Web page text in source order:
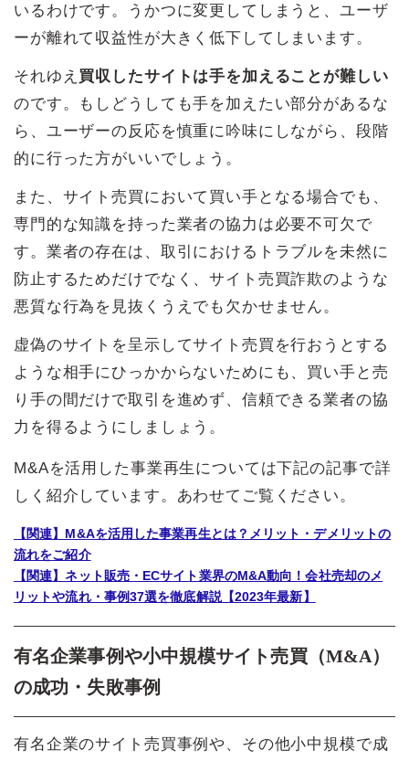
いるわけです。うかつに変更してしまうと、ユーザ
ーが離れて収益性が大きく低下してしまいます。
それゆえ 買収したサイトは手を加えることが難しい
のです。もしどうしても手を加えたい部分があるな
ら、ユーザーの反応を慎重に吟味にしながら、段階
的に行った方がいいでしょう。
また、サイト売買において買い手となる場合でも、
専門的な知識を持った業者の協力は必要不可欠で
す。業者の存在は、取引におけるトラブルを未然に
防止するためだけでなく、サイト売買詐欺のような
悪質な行為を見抜くうえでも欠かせません。
虚偽のサイトを呈示してサイト売買を行おうとする
ような相手にひっかからないためにも、買い手と売
り手の間だけで取引を進めず、信頼できる業者の協
力を得るようにしましょう。
M&Aを活用した事業再生については下記の記事で詳
しく紹介しています。あわせてご覧ください。
【関連】M&Aを活用した事業再生とは？メリット・デメリットの
流れをご紹介
【関連】ネット販売・ECサイト業界のM&A動向！会社売却のメ
リットや流れ・事例37選を徹底解説【2023年最新】
有名企業事例や小中規模サイト売買（M&A）
の成功・失敗事例
有名企業のサイト売買事例や、その他小中規模で成